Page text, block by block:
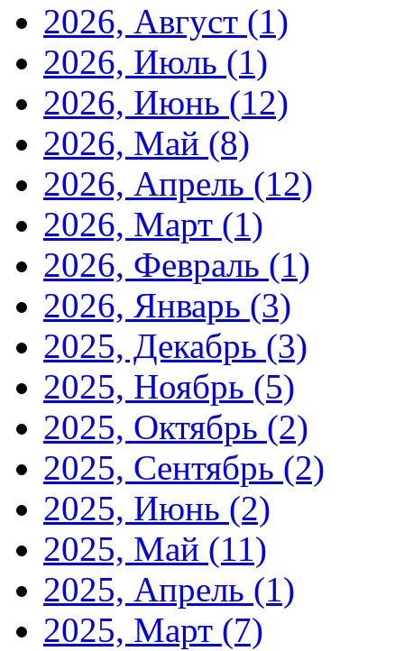
2026, Август (1)
2026, Июль (1)
2026, Июнь (12)
2026, Май (8)
2026, Апрель (12)
2026, Март (1)
2026, Февраль (1)
2026, Январь (3)
2025, Декабрь (3)
2025, Ноябрь (5)
2025, Октябрь (2)
2025, Сентябрь (2)
2025, Июнь (2)
2025, Май (11)
2025, Апрель (1)
2025, Март (7)